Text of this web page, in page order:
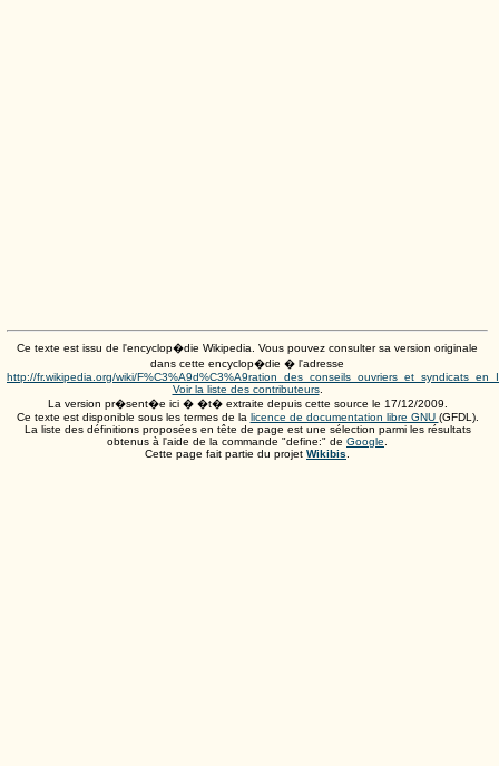
Ce texte est issu de l'encyclop�die Wikipedia. Vous pouvez consulter sa version originale
dans cette encyclop�die � l'adresse
http://fr.wikipedia.org/wiki/
Voir la liste des contributeurs.
La version pr�sent�e ici � �t� extraite depuis cette source le 17/12/2009
Ce texte est disponible sous les termes de la licence de documentation libre GNU (GFDL).
La liste des définitions proposées en tête de page est une sélection parmi les résultats
obtenus à l'aide de la commande "define:" de Google
Cette page fait partie du projet Wikibis